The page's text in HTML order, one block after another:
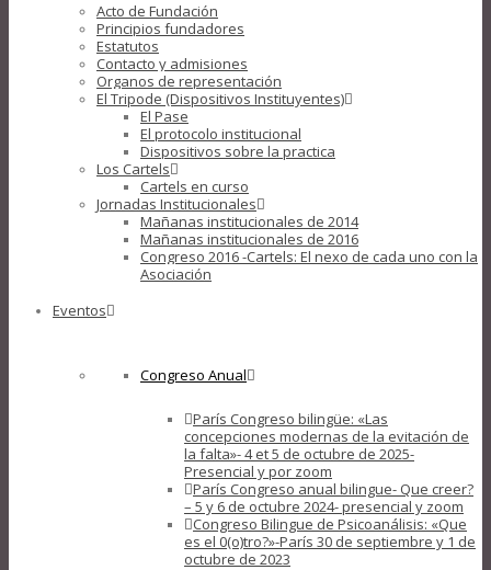
Acto de Fundación
Principios fundadores
Estatutos
Contacto y admisiones
Organos de representación
El Tripode (Dispositivos Instituyentes)
El Pase
El protocolo institucional
Dispositivos sobre la practica
Los Cartels
Cartels en curso
Jornadas Institucionales
Mañanas institucionales de 2014
Mañanas institucionales de 2016
Congreso 2016 -Cartels: El nexo de cada uno con la
Asociación
Eventos
Congreso Anual
París Congreso bilingüe: «Las
concepciones modernas de la evitación de
la falta»- 4 et 5 de octubre de 2025-
Presencial y por zoom
París Congreso anual bilingue- Que creer?
– 5 y 6 de octubre 2024- presencial y zoom
Congreso Bilingue de Psicoanálisis: «Que
es el 0(o)tro?»-París 30 de septiembre y 1 de
octubre de 2023